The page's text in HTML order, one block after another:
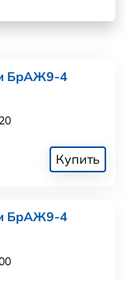
БрАЖ9-4
Купить
БрАЖ9-4